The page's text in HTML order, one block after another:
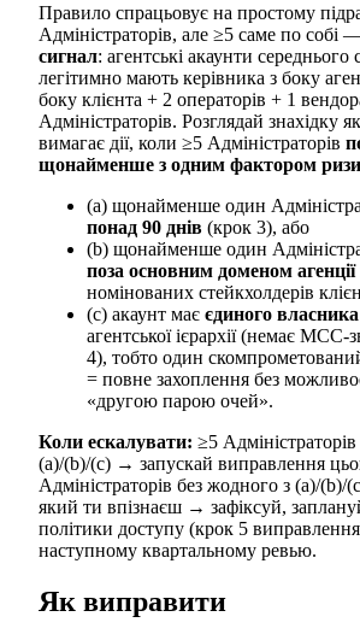
Правило спрацьовує на простому
Адміністраторів, але ≥5 саме по собі
сигнал: агентські акаунти середнього
легітимно мають керівника з боку
боку клієнта + 2 операторів + 1
Адміністраторів. Розглядай знахідку
вимагає дії, коли ≥5 Адміністраторів
щонайменше з одним фактором
(a) щонайменше один
понад 90 днів (крок 3), або
(b) щонайменше один
поза основним доменом агенції
номінованих стейкхолдерів
(c) акаунт має єдиного власника
агентської ієрархії (немає MCC-
4), тобто один
= повне захоплення без
«другою парою очей».
Коли ескалувати: ≥5
(a)/(b)/(c) → запускай виправлення
Адміністраторів без жодного з (a)/(b)/
який ти впізнаєш → зафіксуй,
політики доступу (крок 5
наступному квартальному ревью.
Як виправити